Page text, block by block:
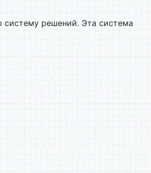
систему решений. Эта система